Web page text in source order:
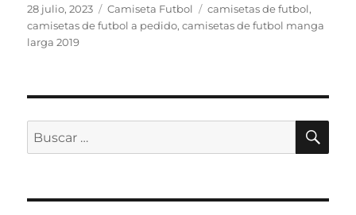
Publicado
el
28 julio, 2023 Categorías
Camiseta Futbol Etiquetas
camisetas de futbol,
camisetas de futbol a pedido,camisetas de futbol manga
larga 2019
Buscar
por: